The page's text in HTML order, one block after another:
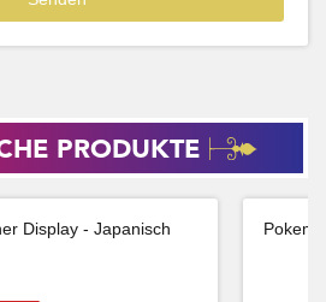
PRODUKTE
Display - Japanisch